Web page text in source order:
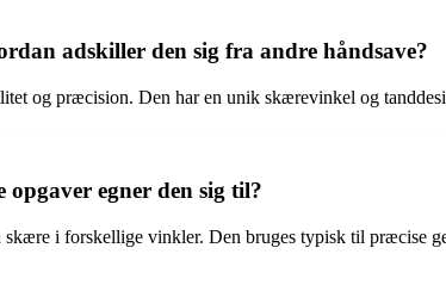
adskiller den sig fra andre håndsave?
og præcision. Den har en unik skærevinkel og
egner den sig til?
i forskellige vinkler. Den bruges typisk til præcise